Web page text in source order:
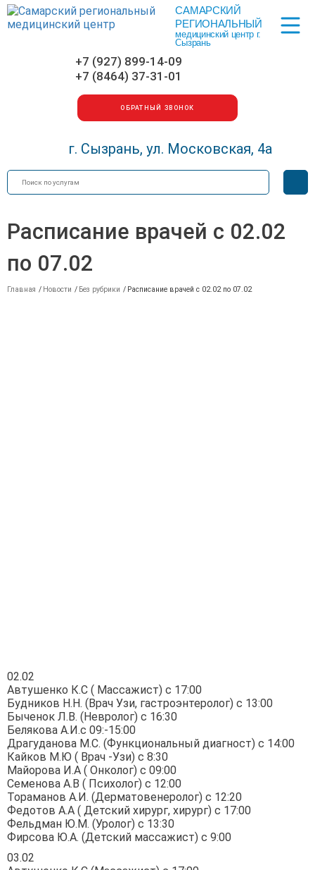
г. Сызрань, ул. Московская, 4а
САМАРСКИЙ
РЕГИОНАЛЬНЫЙ
медицинский центр г.
Сызрань
Меню
+7 (927) 899-14-09
+7 (8464) 37-31-01
ОБРАТНЫЙ ЗВОНОК
Расписание врачей с 02.02
по 07.02
Главная / Новости / Без рубрики / Расписание врачей с 02.02 по 07.02
02.02
Автушенко К.С ( Массажист) с 17:00
Будников Н.Н. (Врач Узи, гастроэнтеролог) с 13:00
Быченок Л.В. (Невролог) с 16:30
Белякова А.И.с 09:-15:00
Драгуданова М.С. (Функциональный диагност) с 14:00
Кайков М.Ю ( Врач -Узи) с 8:30
Майорова И.А ( Онколог) с 09:00
Семенова А.В ( Психолог) с 12:00
Тораманов А.И. (Дерматовенеролог) с 12:20
Федотов А.А ( Детский хирург, хирург) с 17:00
Фельдман Ю.М. (Уролог) с 13:30
Фирсова Ю.А. (Детский массажист) с 9:00
03.02